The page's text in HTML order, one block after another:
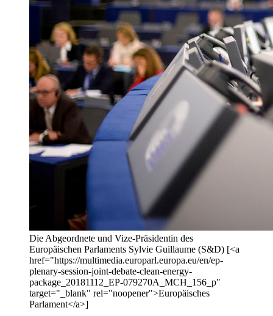
Die Abgeordnete und Vize-Präsidentin des
Europäischen Parlaments Sylvie Guillaume (S&D) [<a
href="https://multimedia.europarl.europa.eu/en/ep-
plenary-session-joint-debate-clean-energy-
package_20181112_EP-079270A_MCH_156_p"
target="_blank" rel="noopener">Europäisches
Parlament</a>]